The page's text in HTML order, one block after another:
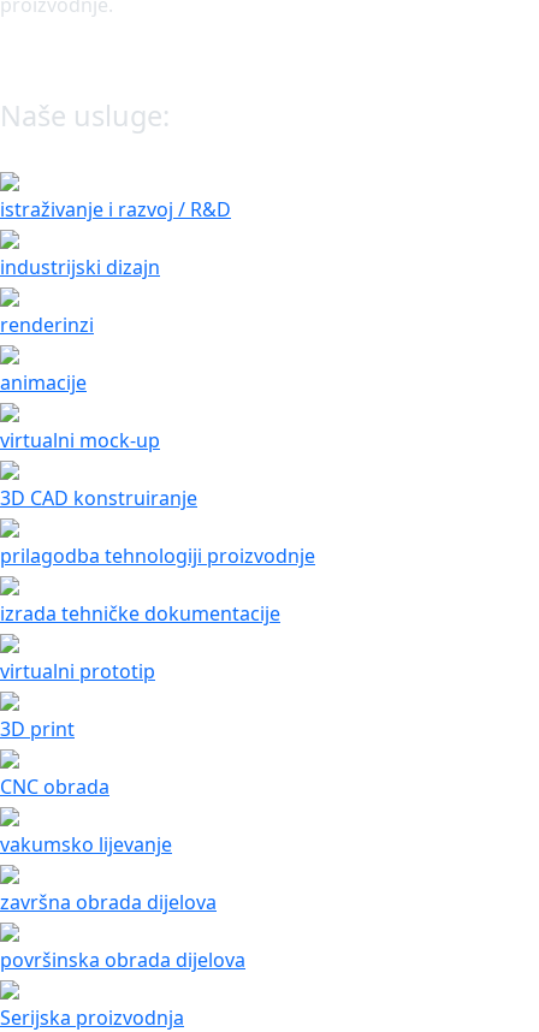
Naše usluge:
istraživanje i razvoj / R&D
industrijski dizajn
renderinzi
animacije
virtualni mock-up
3D CAD konstruiranje
prilagodba tehnologiji proizvodnje
izrada tehničke dokumentacije
virtualni prototip
3D print
CNC obrada
vakumsko lijevanje
završna obrada dijelova
površinska obrada dijelova
Serijska proizvodnja